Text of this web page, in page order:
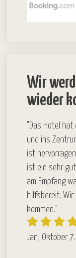
Wir
wieder
"Das Hotel hat
und ins
ist
ist ein sehr
am Empfang
hilfsbereit. Wir
kommen."
Jan, Oktober